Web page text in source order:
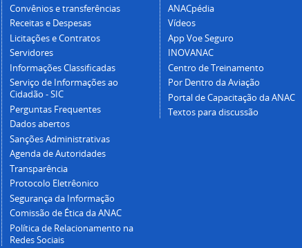
Convênios e transferências
Receitas e Despesas
Licitações e Contratos
Servidores
Informações Classificadas
Serviço de Informações ao
Cidadão - SIC
Perguntas Frequentes
Dados abertos
Sanções Administrativas
Agenda de Autoridades
Transparência
Protocolo Eletrêonico
Segurança da Informação
Comissão de Ética da ANAC
Política de Relacionamento na
Redes Sociais
ANACpédia
Vídeos
App Voe Seguro
INOVANAC
Centro de Treinamento
Por Dentro da Aviação
Portal de Capacitação da ANAC
Textos para discussão